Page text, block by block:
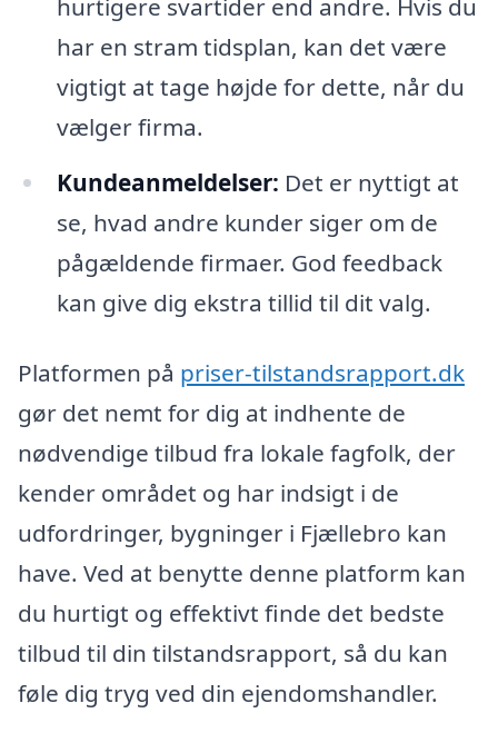
hurtigere svartider end andre. Hvis du
har en stram tidsplan, kan det være
vigtigt at tage højde for dette, når du
vælger firma.
Kundeanmeldelser: Det er nyttigt at
se, hvad andre kunder siger om de
pågældende firmaer. God feedback
kan give dig ekstra tillid til dit valg.
Platformen på priser-tilstandsrapport.dk
gør det nemt for dig at indhente de
nødvendige tilbud fra lokale fagfolk, der
kender området og har indsigt i de
udfordringer, bygninger i Fjællebro kan
have. Ved at benytte denne platform kan
du hurtigt og effektivt finde det bedste
tilbud til din tilstandsrapport, så du kan
føle dig tryg ved din ejendomshandler.